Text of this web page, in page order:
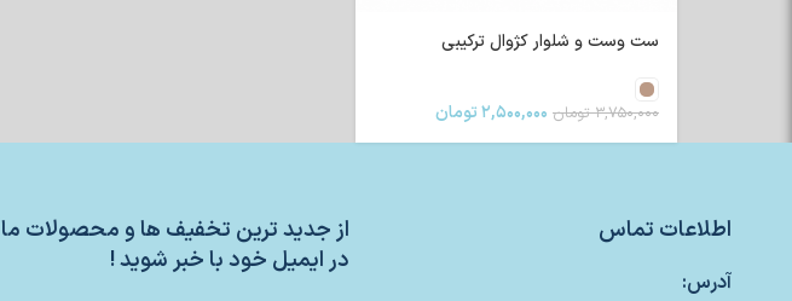
ست وست و شلوار کژوال ترکیبی
۳,۷۵۰,۰۰۰ تومان ۲,۵۰۰,۰۰۰تومان
اطلاعات تماس
آدرس:
از جدید ترین تخفیف ها و محصولات ما
در ایمیل خود با خبر شوید !